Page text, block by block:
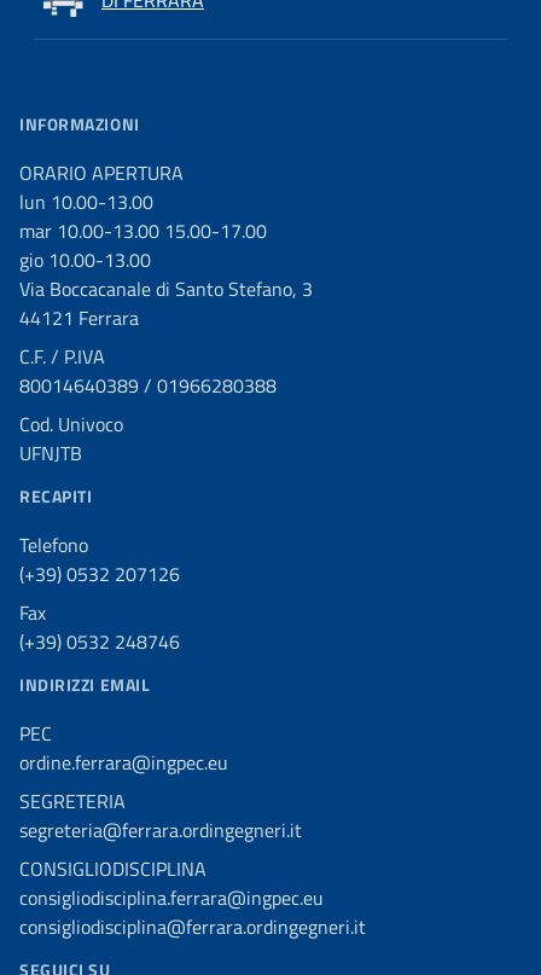
INFORMAZIONI
ORARIO APERTURA
lun 10.00-13.00
mar 10.00-13.00 15.00-17.00
gio 10.00-13.00
Via Boccacanale di Santo Stefano, 3
44121 Ferrara
C.F. / P.IVA
80014640389 / 01966280388
Cod. Univoco
UFNJTB
RECAPITI
Telefono
(+39) 0532 207126
Fax
(+39) 0532 248746
INDIRIZZI EMAIL
PEC
ordine.ferrara@ingpec.eu
SEGRETERIA
segreteria@ferrara.ordingegneri.it
CONSIGLIODISCIPLINA
consigliodisciplina.ferrara@ingpec.eu
consigliodisciplina@ferrara.ordingegneri.it
SEGUICI SU